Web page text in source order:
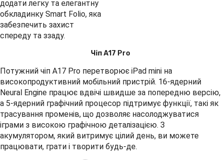
додати легку та елегантну
обкладинку Smart Folio, яка
забезпечить захист
спереду та ззаду.
Чіп A17 Pro
Потужний чіп A17 Pro перетворює iPad mini на
високопродуктивний мобільний пристрій. 16-ядерний
Neural Engine працює вдвічі швидше за попередню версію,
а 5-ядерний графічний процесор підтримує функції, такі як
трасування променів, що дозволяє насолоджуватися
іграми з високою графічною деталізацією. З
акумулятором, який витримує цілий день, ви можете
працювати, грати і творити будь-де.